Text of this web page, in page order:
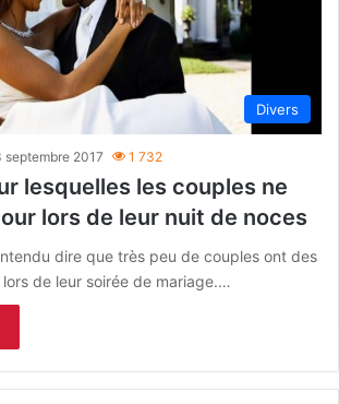
Divers
septembre 2017 1 732
lesquelles les couples ne
lors de leur nuit de noces
dire que très peu de couples ont des
de leur soirée de mariage.…